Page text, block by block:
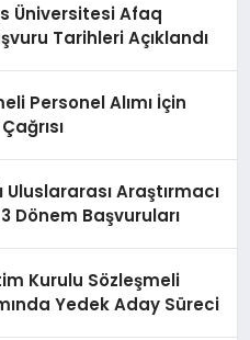
Üniversitesi Afaq
Tarihleri Açıklandı
Personel Alımı İçin
Uluslararası Araştırmacı
Dönem Başvuruları
Kurulu Sözleşmeli
Yedek Aday Süreci